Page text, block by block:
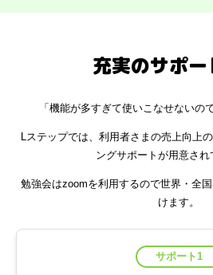
充実のサポ
「機能が多すぎて使いこなせないの
Lステップでは、利用者さまの売上向上
ングサポートが用意され
勉強会はzoomを利用するので世界・全
けます。
サポート1